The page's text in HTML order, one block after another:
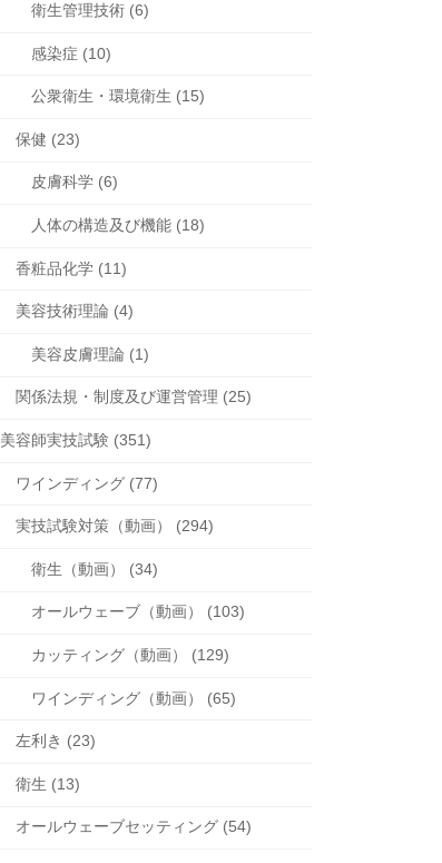
衛生管理技術 (6)
感染症 (10)
公衆衛生・環境衛生 (15)
保健 (23)
皮膚科学 (6)
人体の構造及び機能 (18)
香粧品化学 (11)
美容技術理論 (4)
美容皮膚理論 (1)
関係法規・制度及び運営管理 (25)
美容師実技試験 (351)
ワインディング (77)
実技試験対策（動画） (294)
衛生（動画） (34)
オールウェーブ（動画） (103)
カッティング（動画） (129)
ワインディング（動画） (65)
左利き (23)
衛生 (13)
オールウェーブセッティング (54)